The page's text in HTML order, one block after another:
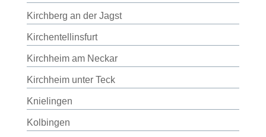
Kirchberg an der Jagst
Kirchentellinsfurt
Kirchheim am Neckar
Kirchheim unter Teck
Knielingen
Kolbingen